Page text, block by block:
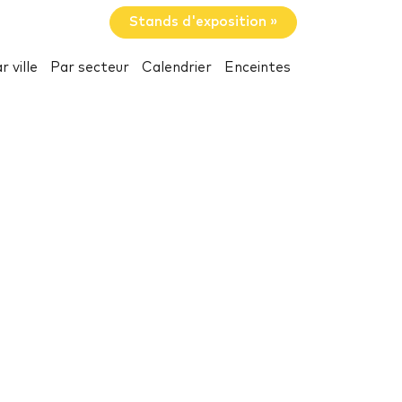
Stands d'exposition »
ville Par secteur Calendrier Enceintes